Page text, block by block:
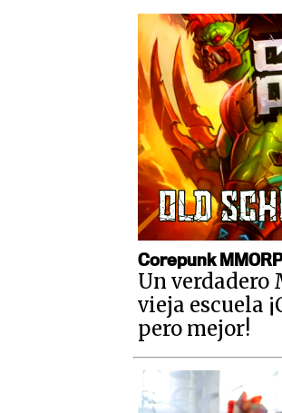
Corepunk
Un verdadero
vieja escuela
pero mejor!